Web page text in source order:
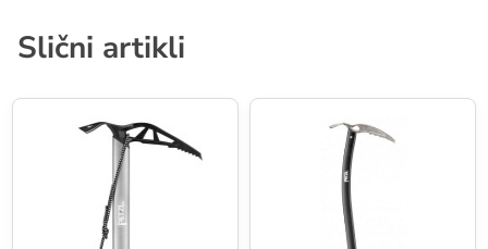
Slični artikli